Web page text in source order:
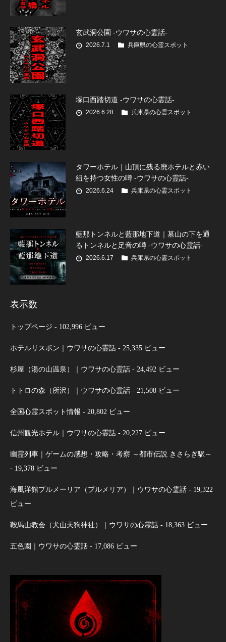
玄武洞公園 -ウワサの心霊話-
2026.7.1 兵庫県の心霊スポット
塚口西踏切道 -ウワサの心霊話-
2026.6.28 兵庫県の心霊スポット
タワーホテル｜山頂に残る廃ホテルと赤い
紐を持つ女性の噂 -ウワサの心霊話-
2026.6.24 兵庫県の心霊スポット
藍那トンネルと藍那地下道｜墓山の下を通
るトンネルと足音の噂 -ウワサの心霊話-
2026.6.17 兵庫県の心霊スポット
表示数
トップページ - 102,996 ビュー
ホテルリスボン｜ウワサの心霊話 - 25,335 ビュー
杉屋（湯の山温泉）｜ウワサの心霊話 - 24,492 ビュー
トトロの森（所沢）｜ウワサの心霊話 - 21,508 ビュー
全国心霊スポット情報 - 20,802 ビュー
信州観光ホテル｜ウワサの心霊話 - 20,227 ビュー
幽霊列車｜ゲームの感想・攻略・考察 ～都市伝説 きさらぎ駅～
- 19,378 ビュー
海風洋館プルメーリア（プルメリア）｜ウワサの心霊話 - 19,322
ビュー
鞍馬山教会（犬山天狗神社）｜ウワサの心霊話 - 18,363 ビュー
五色園｜ウワサの心霊話 - 17,086 ビュー